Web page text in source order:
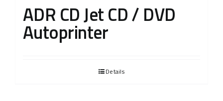
ADR CD Jet CD / DVD
Autoprinter
Details